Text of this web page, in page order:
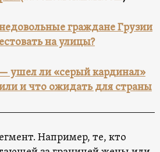
граждане Грузии
на улицы?
ушел ли «серый кардинал»
и что ожидать для страны
Например, те, кто